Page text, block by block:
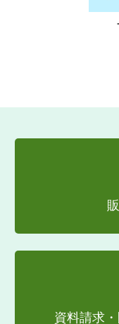
資料請求